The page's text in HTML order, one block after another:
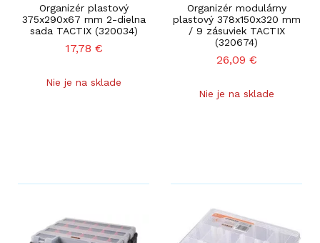
Organizér plastový
375x290x67 mm 2-dielna
sada TACTIX (320034)
17,78 €
Nie je na sklade
Organizér modulárny
plastový 378x150x320 mm
/ 9 zásuviek TACTIX
(320674)
26,09 €
Nie je na sklade